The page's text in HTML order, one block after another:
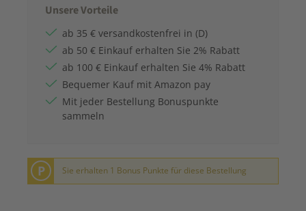
Unsere Vorteile
ab 35 € versandkostenfrei in (D)
ab 50 € Einkauf erhalten Sie 2% Rabatt
ab 100 € Einkauf erhalten Sie 4% Rabatt
Bequemer Kauf mit Amazon pay
Mit jeder Bestellung Bonuspunkte
sammeln
P Sie erhalten 1 Bonus Punkte für diese Bestellung